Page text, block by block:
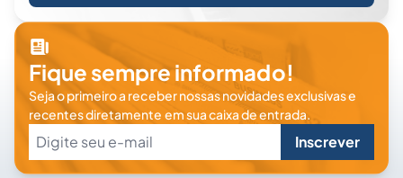
Fique sempre informado!
Seja o primeiro a receber nossas novidades exclusivas e
recentes diretamente em sua caixa de entrada.
Inscrever